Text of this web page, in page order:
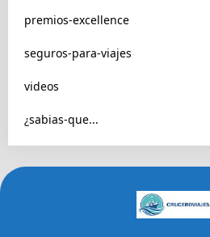
premios-excellence
seguros-para-viajes
videos
¿sabias-que...